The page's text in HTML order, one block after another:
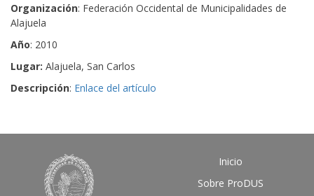
Organización: Federación Occidental de Municipalidades de
Alajuela
Año: 2010
Lugar: Alajuela, San Carlos
Descripción: Enlace del artículo
Inicio
Sobre ProDUS